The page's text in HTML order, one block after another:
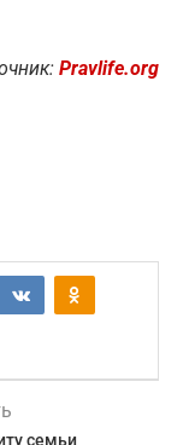
Pravlife.org
семьи